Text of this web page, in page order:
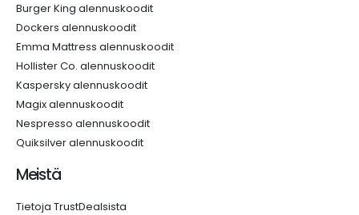
Burger King alennuskoodit
Dockers alennuskoodit
Emma Mattress alennuskoodit
Hollister Co. alennuskoodit
Kaspersky alennuskoodit
Magix alennuskoodit
Nespresso alennuskoodit
Quiksilver alennuskoodit
Meistä
Tietoja TrustDealsista